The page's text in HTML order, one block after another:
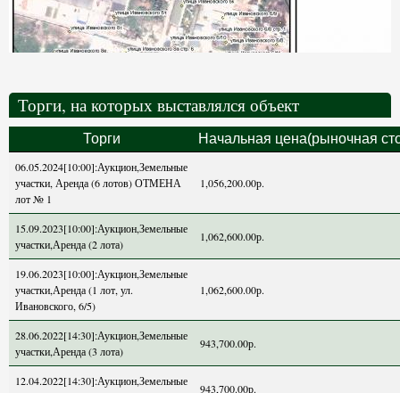
Торги, на которых выставлялся объект
Торги Начальная цена(рыночная
06.05.2024[10:00]:Аукцион,Земельные
участки, Аренда (6 лотов) ОТМЕНА
лот № 1
1,056,200.00р.
15.09.2023[10:00]:Аукцион,Земельные
участки,Аренда (2 лота)
1,062,600.00р.
19.06.2023[10:00]:Аукцион,Земельные
участки,Аренда (1 лот, ул.
Ивановского, 6/5)
1,062,600.00р.
28.06.2022[14:30]:Аукцион,Земельные
участки,Аренда (3 лота)
943,700.00р.
12.04.2022[14:30]:Аукцион,Земельные
943,700.00р.